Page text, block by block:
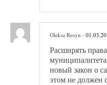
Oleksa Rusyn -
Расширять
новый закон о
этом не должен